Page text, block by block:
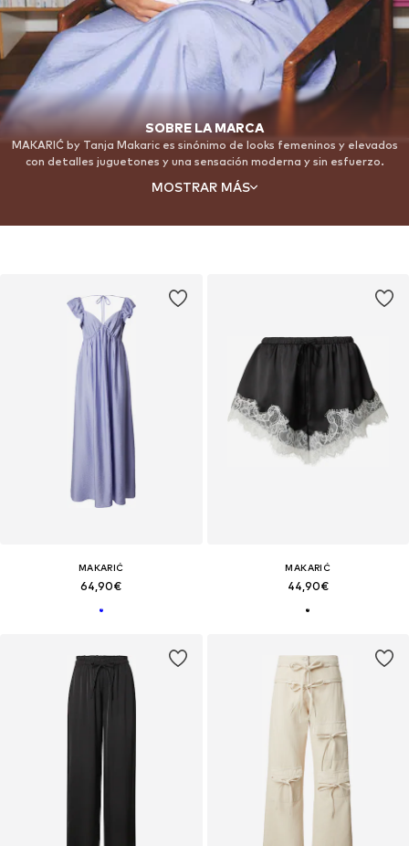
SOBRE LA MARCA
MAKARIĆ by Tanja Makaric es sinónimo de looks femeninos y elevados
con detalles juguetones y una sensación moderna y sin esfuerzo.
Desde vestidos fluidos y prendas de punto suave hasta looks relajados
para el día a día y estilos para ocasiones especiales, la marca combina
sentirse naturalmente bien vestidas para cada momento.
MOSTRAR MÁS
MAKARIĆ
64,90€
MAKARIĆ
44,90€